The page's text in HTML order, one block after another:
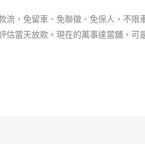
，免留車、免聯徵、免保人，不
當天放款。現在的萬事達當舖，可